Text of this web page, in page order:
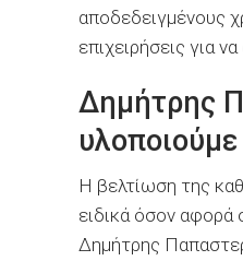
αποδεδειγμένους
επιχειρήσεις για
Δημήτρης
Η βελτίωση της
ειδικά όσον
Δημήτρης